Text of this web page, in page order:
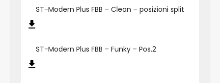
ST-Modern Plus FBB – Clean – posizioni split
ST-Modern Plus FBB – Funky – Pos.2